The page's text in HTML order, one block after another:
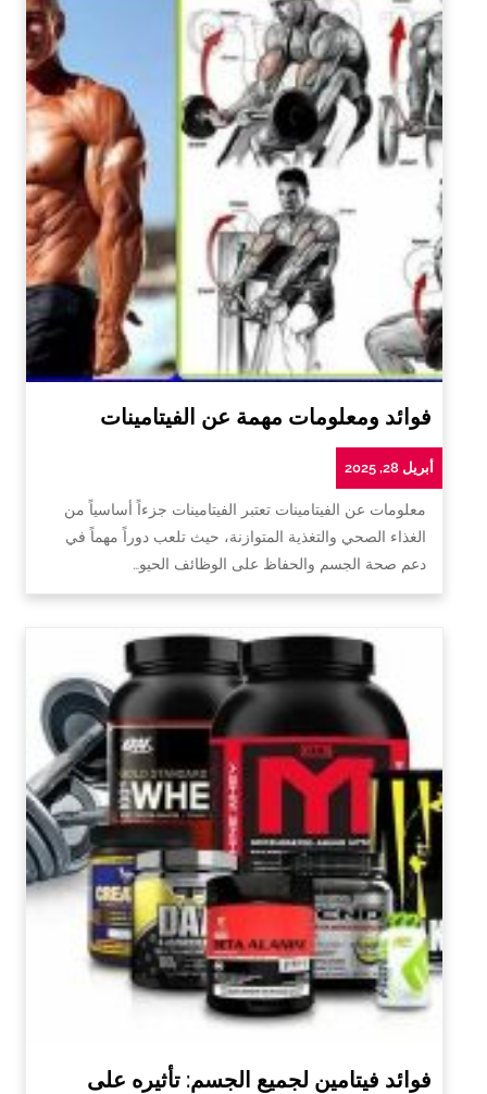
فوائد ومعلومات مهمة عن الفيتامينات
أبريل 28, 2025
معلومات عن الفيتامينات تعتبر الفيتامينات جزءاً أساسياً من
الغذاء الصحي والتغذية المتوازنة، حيث تلعب دوراً مهماً في
دعم صحة الجسم والحفاظ على الوظائف الحيو…
فوائد فيتامين لجميع الجسم: تأثيره على